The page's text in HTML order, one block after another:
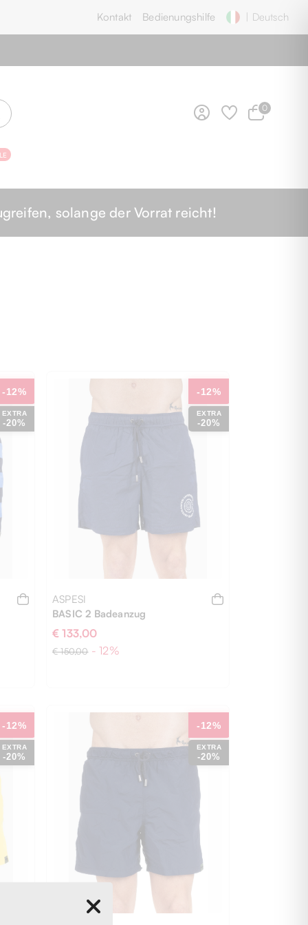
Kontakt Bedienungshilfe | Deutsch
0
solange der Vorrat reicht!
EXTRA
-20%
-12%
EXTRA
-20%
-12%
XXL
ASPESI
BASIC 2 Badeanzug
€ 133,00
€ 150,00 - 12%
EXTRA
-20%
-12%
EXTRA
-20%
-12%